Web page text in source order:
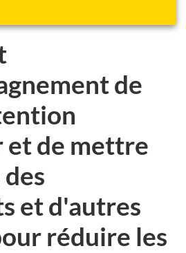
de
et de mettre
et d'autres
réduire les